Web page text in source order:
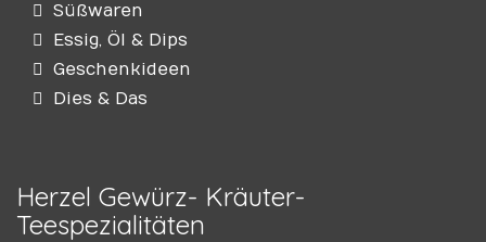
Süßwaren
Essig, Öl & Dips
Geschenkideen
Dies & Das
Herzel Gewürz- Kräuter-
Teespezialitäten